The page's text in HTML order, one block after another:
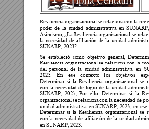
Resiliencia organizacional se relaciona con la nec
poder de la unidad administrativa en SUNA
Asimismo, ¿La Resiliencia organizacional se rel
la necesidad de afiliación de la unidad
SUNARP, 2023?
Se estableció como objetivo general,
Resiliencia organizacional se relaciona con la
del personal de la unidad administrativa en
2023.
En ese contexto los objetivos
Determinar si la Resiliencia organizacional se
con la necesidad de logro de la unidad
SUNARP, 2023; Por ello, Determinar si la
organizacional se relaciona con la necesidad de
unidad administrativa en SUNARP, 2023; en ese
Determinar si la Resiliencia organizacional se
con la necesidad de afiliación de la unidad
en SUNARP, 2023.